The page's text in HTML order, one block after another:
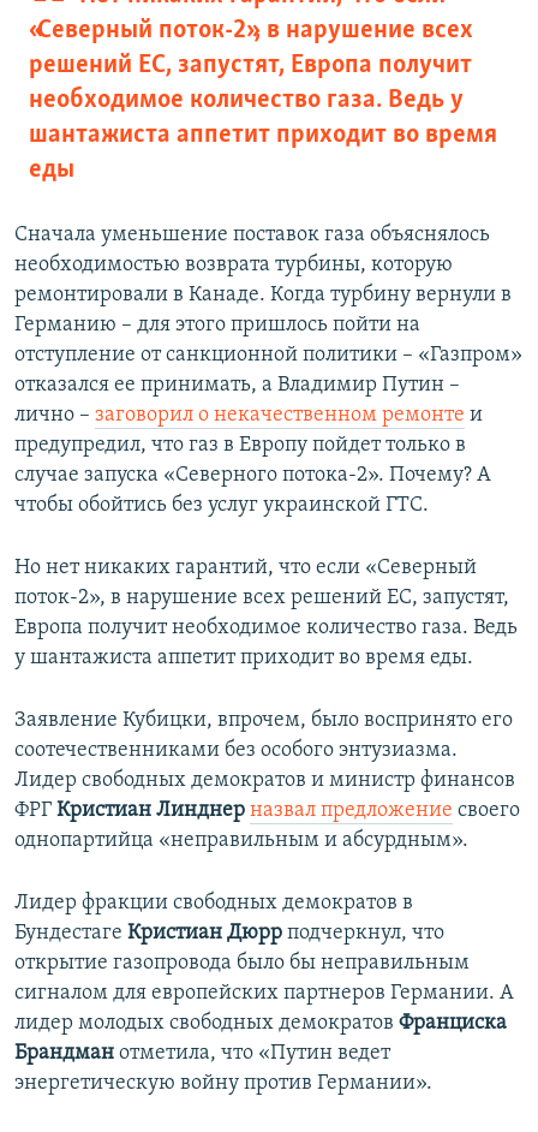
«Северный поток-2», в нарушение всех
решений ЕС, запустят, Европа получит
необходимое количество газа. Ведь у
шантажиста аппетит приходит во время
еды
Сначала уменьшение поставок газа объяснялось
необходимостью возврата турбины, которую
ремонтировали в Канаде. Когда турбину вернули в
Германию – для этого пришлось пойти на
отступление от санкционной политики – «Газпром»
отказался ее принимать, а Владимир Путин –
лично – заговорил о некачественном ремонте и
предупредил, что газ в Европу пойдет только в
случае запуска «Северного потока-2». Почему? А
чтобы обойтись без услуг украинской ГТС.
Но нет никаких гарантий, что если «Северный
поток-2», в нарушение всех решений ЕС, запустят,
Европа получит необходимое количество газа. Ведь
у шантажиста аппетит приходит во время еды.
Заявление Кубицки, впрочем, было воспринято его
соотечественниками без особого энтузиазма.
Лидер свободных демократов и министр финансов
ФРГ Кристиан Линднер назвал предложение своего
однопартийца «неправильным и абсурдным».
Лидер фракции свободных демократов в
Бундестаге Кристиан Дюрр подчеркнул, что
открытие газопровода было бы неправильным
сигналом для европейских партнеров Германии. А
лидер молодых свободных демократов Франциска
Брандман отметила, что «Путин ведет
энергетическую войну против Германии».